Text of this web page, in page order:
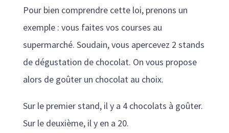
Pour bien comprendre cette loi, prenons un
exemple : vous faites vos courses au
supermarché. Soudain, vous apercevez 2 stands
de dégustation de chocolat. On vous propose
alors de goûter un chocolat au choix.
Sur le premier stand, il y a 4 chocolats à goûter.
Sur le deuxième, il y en a 20.